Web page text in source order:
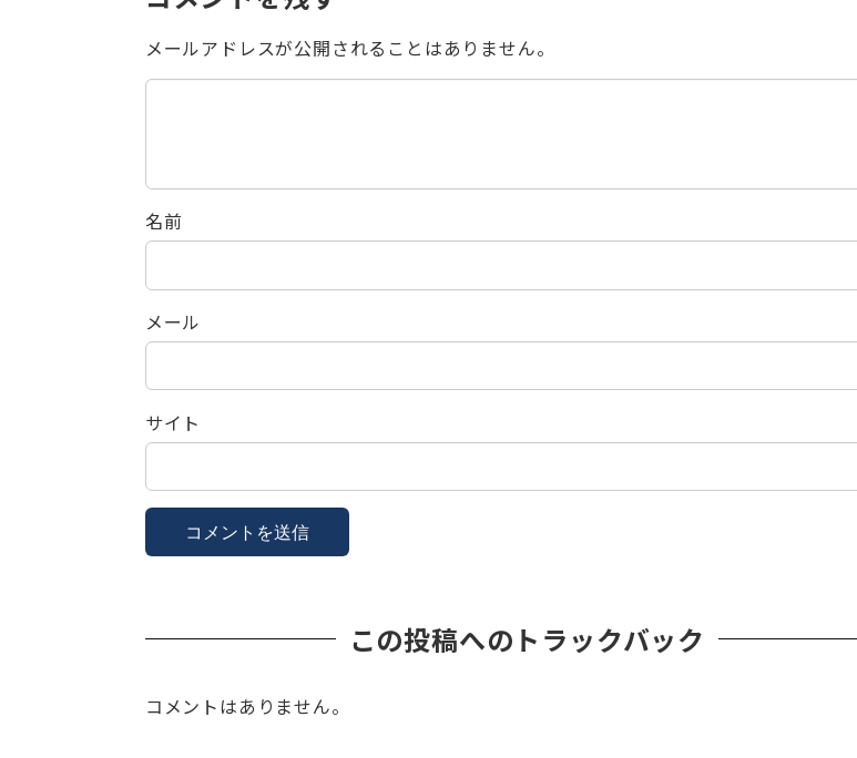
メールアドレスが公開されることはありません。
名前
メール
サイト
この投稿へのトラックバック
コメントはありません。